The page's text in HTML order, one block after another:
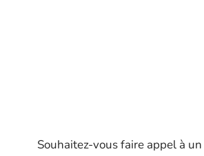
Souhaitez-vous faire appel à